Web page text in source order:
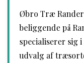
Øbro Træ
beliggende på
specialiserer
udvalg af